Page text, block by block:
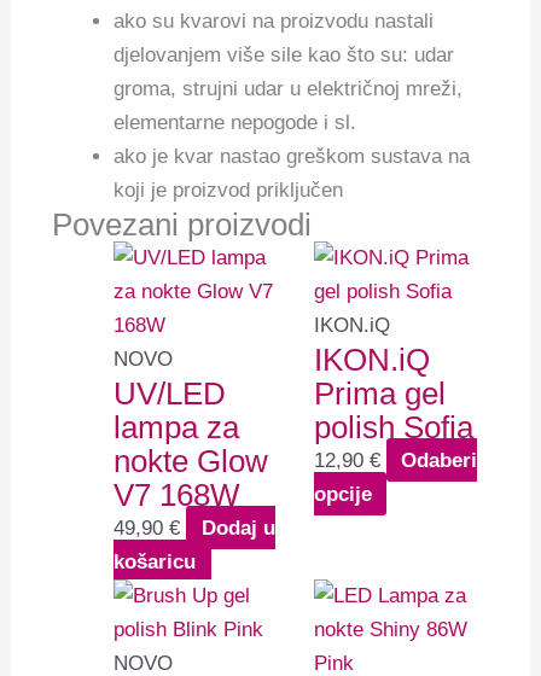
ako su kvarovi na proizvodu nastali
djelovanjem više sile kao što su: udar
groma, strujni udar u električnoj mreži,
elementarne nepogode i sl.
ako je kvar nastao greškom sustava na
koji je proizvod priključen
Povezani proizvodi
NOVO
UV/LED
lampa za
nokte Glow
V7 168W
49,90€
Dodaj u
košaricu
IKON.iQ
IKON.iQ
Prima gel
polish Sofia
12,90 €
Odaberi
opcije
Ovaj
proizvod
ima
više
varijanti.
Opcije
se
stranici
proizvoda
NOVO